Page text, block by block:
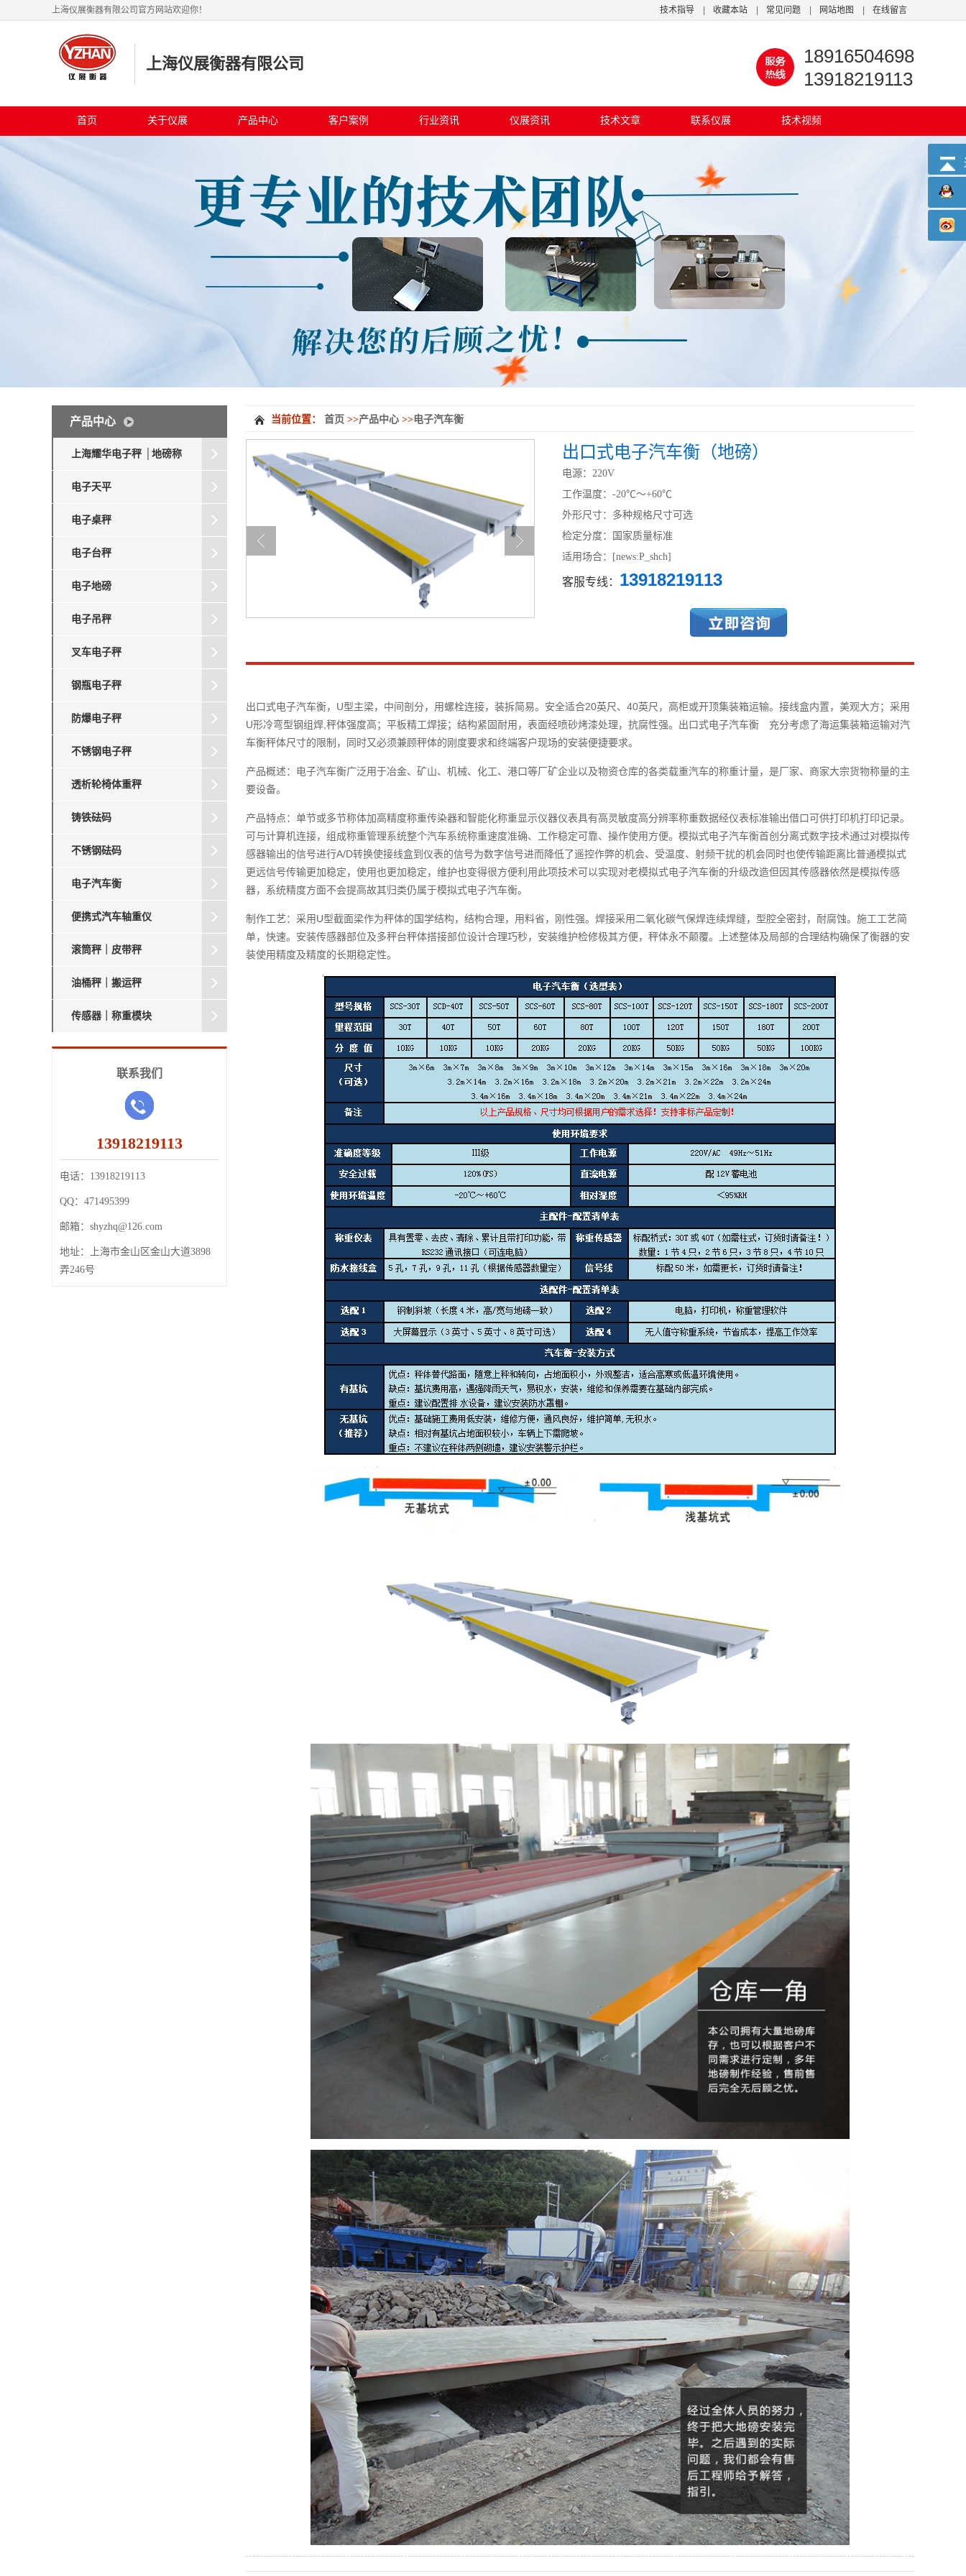
上海仪展衡器有限公司官方网站欢迎你！ 技术指导 收藏本站 常见问题 网站地图 在线留言
上海仪展衡器有限公司
18916504698
13918219113
首页 关于仪展 产品中心 客户案例 行业资讯 仪展资讯 技术文章 联系仪展 技术视频
产品中心
上海耀华电子秤 │地磅称
电子天平
电子桌秤
电子台秤
电子地磅
电子吊秤
叉车电子秤
钢瓶电子秤
防爆电子秤
不锈钢电子秤
透析轮椅体重秤
铸铁砝码
不锈钢砝码
电子汽车衡
便携式汽车轴重仪
滚筒秤｜皮带秤
油桶秤｜搬运秤
传感器｜称重模块
联系我们
13918219113
电话： 13918219113
QQ： 471495399
邮箱： shyzhq@126.com
地址：
上海市金山区金山大道3898
弄246号
当前位置： 首页 >>产品中心 >>电子汽车衡
出口式电子汽车衡（地磅）
电源：220V
工作温度：-20℃～+60℃
外形尺寸：多种规格尺寸可选
检定分度：国家质量标准
适用场合：[news:P_shch]
客服专线： 13918219113
出口式电子汽车衡，U型主梁，中间剖分，用螺栓连接，装拆简易。安全适合20英尺、40英尺，高柜或开顶集装箱运输。接线盒内置，美观大方；采用
U形冷弯型钢组焊,秤体强度高；平板精工焊接；结构紧固耐用，表面经喷砂烤漆处理，抗腐性强。出口式电子汽车衡 充分考虑了海运集装箱运输对汽
车衡秤体尺寸的限制，同时又必须兼顾秤体的刚度要求和终端客户现场的安装便捷要求。
产品概述：电子汽车衡广泛用于冶金、矿山、机械、化工、港口等厂矿企业以及物资仓库的各类载重汽车的称重计量，是厂家、商家大宗货物称量的主
要设备。
产品特点：单节或多节称体加高精度称重传染器和智能化称重显示仪器仪表具有高灵敏度高分辨率称重数据经仪表标准输出借口可供打印机打印记录。
可与计算机连接，组成称重管理系统整个汽车系统称重速度准确、工作稳定可靠、操作使用方便。模拟式电子汽车衡首创分离式数字技术通过对模拟传
感器输出的信号进行A/D转换使接线盒到仪表的信号为数字信号进而降低了遥控作弊的机会、受温度、射频干扰的机会同时也使传输距离比普通模拟式
更远信号传输更加稳定，使用也更加稳定，维护也变得很方便利用此项技术可以实现对老模拟式电子汽车衡的升级改造但因其传感器依然是模拟传感
器，系统精度方面不会提高故其归类仍属于模拟式电子汽车衡。
制作工艺：采用U型截面梁作为秤体的国学结构，结构合理，用料省，刚性强。焊接采用二氧化碳气保焊连续焊缝，型腔全密封，耐腐蚀。施工工艺简
单，快速。安装传感器部位及多秤台秤体搭接部位设计合理巧秒，安装维护检修极其方便，秤体永不颠覆。上述整体及局部的合理结构确保了衡器的安
装使用精度及精度的长期稳定性。